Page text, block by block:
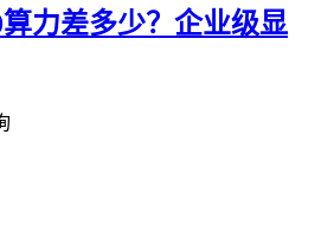
力差多少？企业级显